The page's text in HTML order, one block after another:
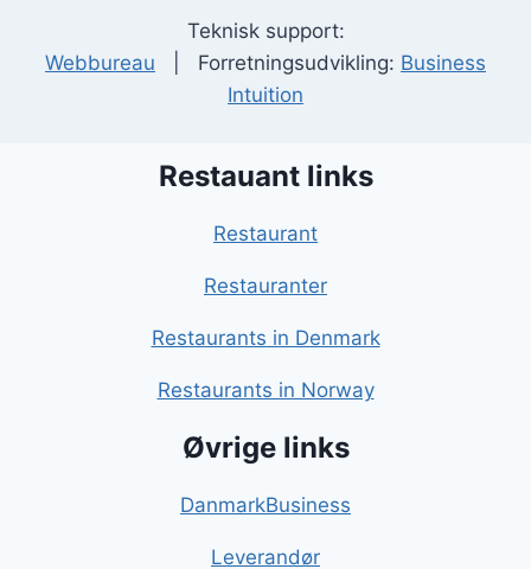
Teknisk support:
Webbureau | Forretningsudvikling: Business
Intuition
Restauant links
Restaurant
Restauranter
Restaurants in Denmark
Restaurants in Norway
Øvrige links
DanmarkBusiness
Leverandør